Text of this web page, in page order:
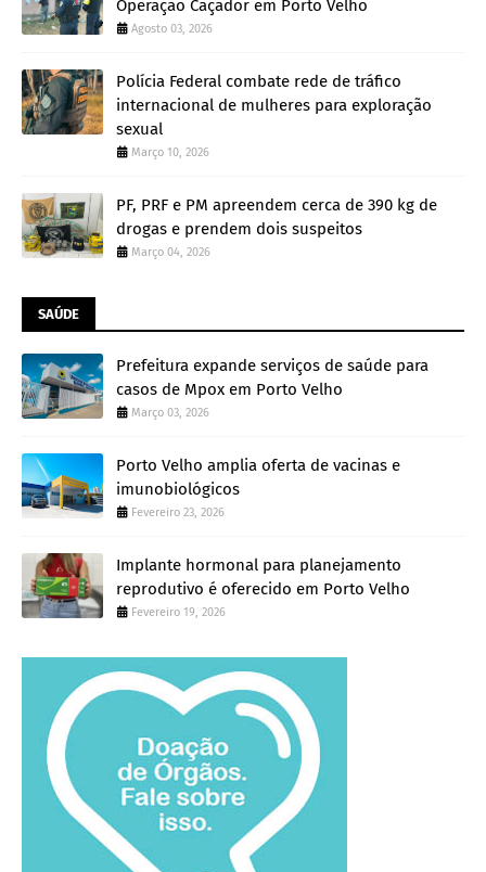
Operação Caçador em Porto Velho
Agosto 03, 2026
Polícia Federal combate rede de tráfico
internacional de mulheres para exploração
sexual
Março 10, 2026
PF, PRF e PM apreendem cerca de 390 kg de
drogas e prendem dois suspeitos
Março 04, 2026
SAÚDE
Prefeitura expande serviços de saúde para
casos de Mpox em Porto Velho
Março 03, 2026
Porto Velho amplia oferta de vacinas e
imunobiológicos
Fevereiro 23, 2026
Implante hormonal para planejamento
reprodutivo é oferecido em Porto Velho
Fevereiro 19, 2026